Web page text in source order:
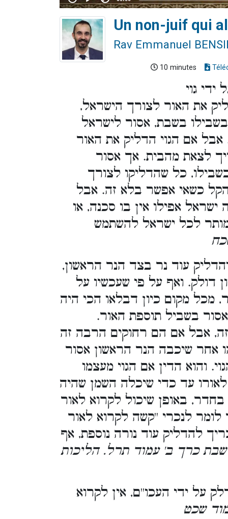
Un non-juif qui
Rav Emmanuel
10 minutes
גוי
את האור לצורך הישראל,
בשבת, אסור לישראל
אם הגוי הדליק את האור
לצאת מהבית. אך אסור
כל שהדליקו לצורך
כשאי אפשר בלא זה. אבל
אפילו אין בו סכנה, או
מותר לכל ישראל להשתמש
עוד נר בצד הנר הראשון,
דולק. ואף על פי שעכשיו על
מכל מקום כיון דבלאו הכי היה
בשביל תוספת האור.
אבל אם הם רחוקים הרבה זה
אחר שיכבה הנר הראשון אסור
והוא הדין אם הגוי מעצמו
עד כדי שיכלה השמן שהיה
באופן שיכול לקרוא לאור
לומר לנכרי ''קשה לקרוא לאור
להדליק עוד נורה נוספת, אף
שבת כרך ב' עמוד תרל. הליכות
על ידי העכו''ם, אין לקרוא
שכט